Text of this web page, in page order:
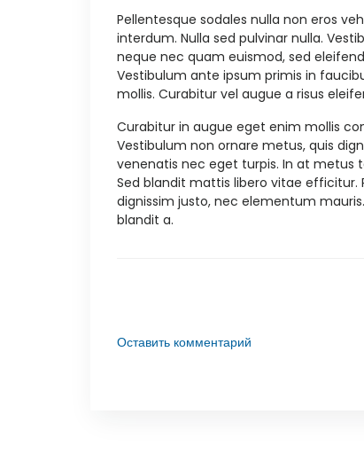
Pellentesque sodales nulla non eros
interdum. Nulla sed pulvinar nulla.
neque nec quam euismod, sed
Vestibulum ante ipsum primis in
mollis. Curabitur vel augue a risus
Curabitur in augue eget enim mollis
Vestibulum non ornare metus, quis
venenatis nec eget turpis. In at metus
Sed blandit mattis libero vitae
dignissim justo, nec elementum
blandit a.
Оставить комментарий